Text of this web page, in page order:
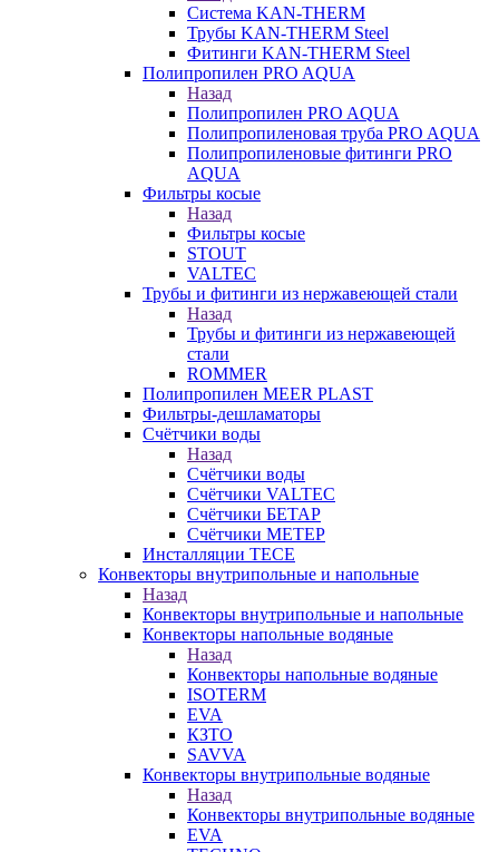
Система KAN-THERM
Трубы KAN-THERM Steel
Фитинги KAN-THERM Steel
Полипропилен PRO AQUA
Назад
Полипропилен PRO AQUA
Полипропиленовая труба PRO AQUA
Полипропиленовые фитинги PRO
AQUA
Фильтры косые
Назад
Фильтры косые
STOUT
VALTEC
Трубы и фитинги из нержавеющей стали
Назад
Трубы и фитинги из нержавеющей
стали
ROMMER
Полипропилен MEER PLAST
Фильтры-дешламаторы
Счётчики воды
Назад
Счётчики воды
Счётчики VALTEC
Счётчики БЕТАР
Счётчики МЕТЕР
Инсталляции TECE
Конвекторы внутрипольные и напольные
Назад
Конвекторы внутрипольные и напольные
Конвекторы напольные водяные
Назад
Конвекторы напольные водяные
ISOTERM
EVA
КЗТО
SAVVA
Конвекторы внутрипольные водяные
Назад
Конвекторы внутрипольные водяные
EVA